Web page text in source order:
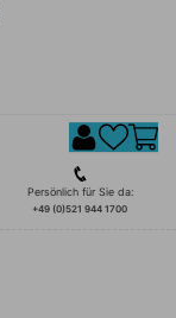
Persönlich für Sie da:
+49 (0)521 944 1700